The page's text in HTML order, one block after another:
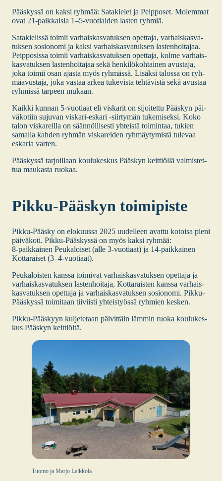
Pääs­kys­sä on kak­si ryh­mää: Sata­kie­let ja Peip­po­set. Molem­mat
ovat 21-paik­kai­sia 1–5‑vuotiaiden las­ten ryh­miä.
Sata­kie­lis­sä toi­mii var­hais­kas­va­tuk­sen opet­ta­ja, var­hais­kas­va­
tuk­sen sosio­no­mi ja kak­si var­hais­kas­va­tuk­sen las­ten­hoi­ta­jaa.
Peip­po­sis­sa toi­mii var­hais­kas­va­tuk­sen opet­ta­ja, kol­me var­hais­
kas­va­tuk­sen las­ten­hoi­ta­jaa sekä hen­ki­lö­koh­tai­nen avus­ta­ja,
joka toi­mii osan ajas­ta myös ryh­mäs­sä. Lisäk­si talos­sa on ryh­
mä­avus­ta­ja, joka vas­taa arkea tuke­vis­ta teh­tä­vis­tä sekä avus­taa
ryh­mis­sä tar­peen mukaan.
Kaik­ki kun­nan 5‑vuotiaat eli vis­ka­rit on sijoi­tet­tu Pääs­kyn päi­
vä­ko­tiin suju­van vis­ka­ri-eska­ri ‑siir­ty­män tuke­mi­sek­si. Koko
talon vis­ka­reil­la on sään­nöl­li­ses­ti yhteis­tä toi­min­taa, tukien
samal­la kah­den ryh­män vis­ka­rei­den ryh­mäy­ty­mis­tä tule­vaa
eska­ria var­ten.
Pääs­kys­sä tar­joil­laan kou­lu­kes­kus Pääs­kyn keit­tiöl­lä val­mis­tet­
tua mau­kas­ta ruo­kaa.
Pik­ku-Pääs­kyn toi­mi­pis­te
Pik­ku-Pääs­ky on elo­kuus­sa 2025 uudel­leen avat­tu kotoi­sa pie­ni
päi­vä­ko­ti. Pik­ku-Pääs­kys­sä on myös kak­si ryh­mää:
8‑paikkainen Peu­ka­loi­set (alle 3‑vuotiaat) ja 14-paik­kai­nen
Kot­ta­rai­set (3–4‑vuotiaat).
Peu­ka­lois­ten kans­sa toi­mi­vat var­hais­kas­va­tuk­sen opet­ta­ja ja
var­hais­kas­va­tuk­sen las­ten­hoi­ta­ja, Kot­ta­rais­ten kans­sa var­hais­
kas­va­tuk­sen opet­ta­ja ja var­hais­kas­va­tuk­sen sosio­no­mi. Pik­ku-
Pääs­kys­sä toi­mi­taan tii­viis­ti yhteis­työs­sä ryh­mien kes­ken.
Pik­ku-Pääs­kyyn kul­je­te­taan päi­vit­täin läm­min ruo­ka kou­lu­kes­
kus Pääs­kyn keit­tiöl­tä.
Tuo­mo ja Mar­jo Leik­ko­la